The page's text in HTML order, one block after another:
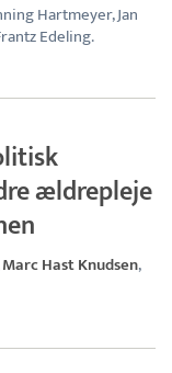
Hartmeyer, Jan
Edeling.
ældrepleje
Marc Hast Knudsen,